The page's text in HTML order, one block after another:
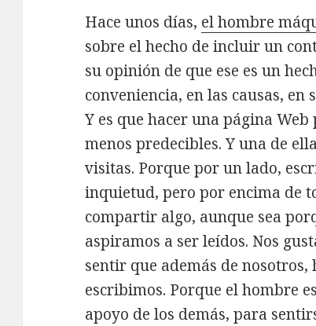
Hace unos días, el hombre
sobre el hecho de incluir un
su opinión de que ese es un
conveniencia, en las causas, en
Y es que hacer una página
menos predecibles. Y una de
visitas. Porque por un lado,
inquietud, pero por encima de
compartir algo, aunque sea
aspiramos a ser leídos. Nos
sentir que además de
escribimos. Porque el hombre
apoyo de los demás, para